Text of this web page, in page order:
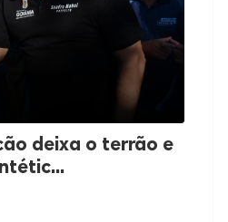
deixa o terrão e